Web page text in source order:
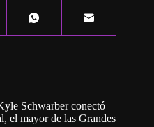
Schwarber conectó
el mayor de las Grandes